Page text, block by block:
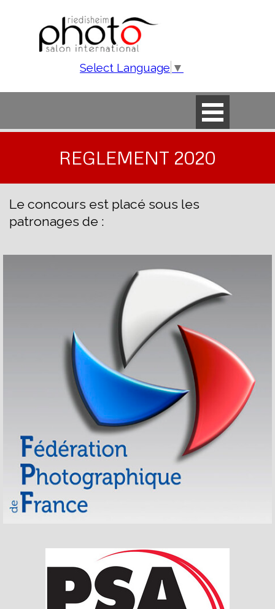
Sauter le menu
Select Language ▼
REGLEMENT 2020
Le concours est placé sous les
patronages de :